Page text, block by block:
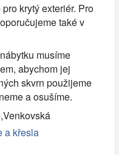
krytý exteriér. Pro
také v
musíme
abychom jej
skvrn použijeme
a osušíme.
a křesla